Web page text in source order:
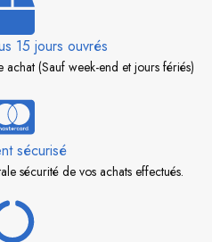
15 jours ouvrés
(Sauf week-end et jours fériés)
sécurisé
sécurité de vos achats effectués.